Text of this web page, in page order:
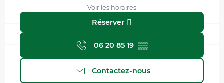
Voir les horaires
Réserver
06 20 85 19 ▒▒
Contactez-nous